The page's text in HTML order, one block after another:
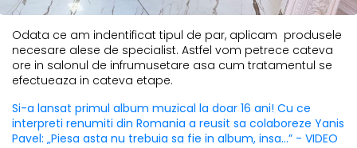
Odata ce am indentificat tipul de par, aplicam produsele
necesare alese de specialist. Astfel vom petrece cateva
ore in salonul de infrumusetare asa cum tratamentul se
efectueaza in cateva etape.
Si-a lansat primul album muzical la doar 16 ani! Cu ce
interpreti renumiti din Romania a reusit sa colaboreze Yanis
Pavel: „Piesa asta nu trebuia sa fie in album, insa...” - VIDEO